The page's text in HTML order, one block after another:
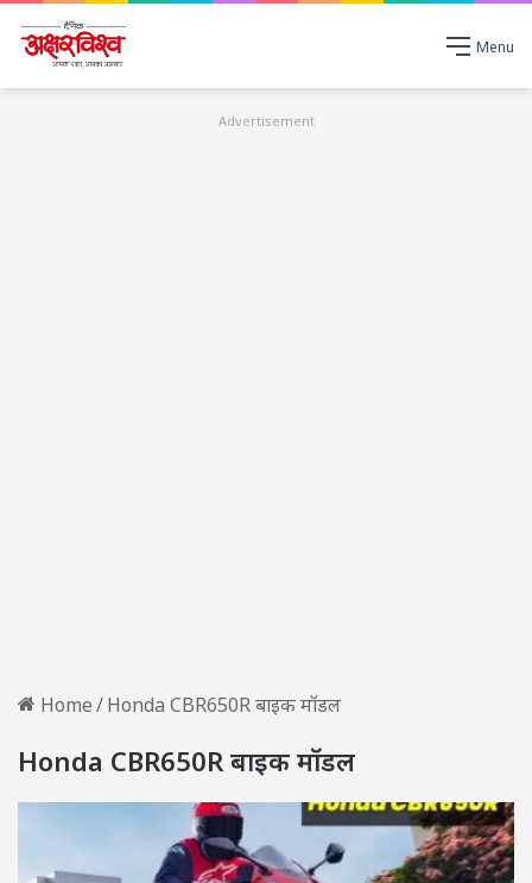
Menu
Advertisement
Home/Honda CBR650R बाइक मॉडल
Honda CBR650R बाइक मॉडल